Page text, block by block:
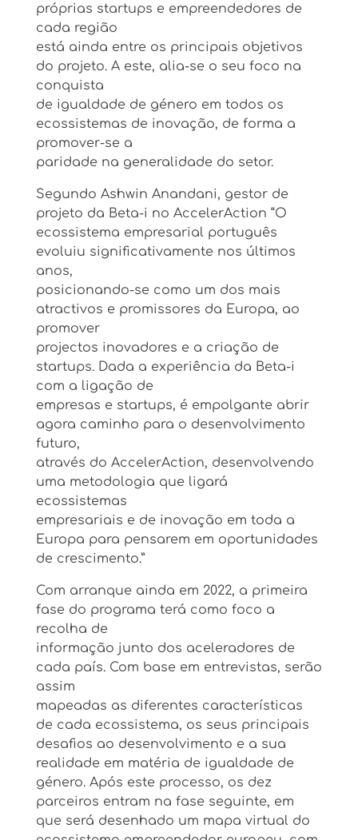
próprias startups e empreendedores de
cada região
está ainda entre os principais objetivos
do projeto. A este, alia-se o seu foco na
conquista
de igualdade de género em todos os
ecossistemas de inovação, de forma a
promover-se a
paridade na generalidade do setor.
Segundo Ashwin Anandani, gestor de
projeto da Beta-i no AccelerAction “O
ecossistema empresarial português
evoluiu significativamente nos últimos
anos,
posicionando-se como um dos mais
atractivos e promissores da Europa, ao
promover
projectos inovadores e a criação de
startups. Dada a experiência da Beta-i
com a ligação de
empresas e startups, é empolgante abrir
agora caminho para o desenvolvimento
futuro,
através do AccelerAction, desenvolvendo
uma metodologia que ligará
ecossistemas
empresariais e de inovação em toda a
Europa para pensarem em oportunidades
de crescimento.”
Com arranque ainda em 2022, a primeira
fase do programa terá como foco a
recolha de
informação junto dos aceleradores de
cada país. Com base em entrevistas, serão
assim
mapeadas as diferentes características
de cada ecossistema, os seus principais
desafios ao desenvolvimento e a sua
realidade em matéria de igualdade de
género. Após este processo, os dez
parceiros entram na fase seguinte, em
que será desenhado um mapa virtual do